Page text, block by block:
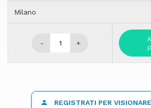
Milano
- +
REGISTRATI PER